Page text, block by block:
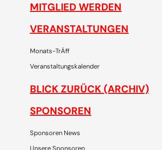
MITGLIED WERDEN
VERANSTALTUNGEN
Monats-TrÄff
Veranstaltungskalender
BLICK ZURÜCK (ARCHIV)
SPONSOREN
Sponsoren News
Unsere Sponsoren